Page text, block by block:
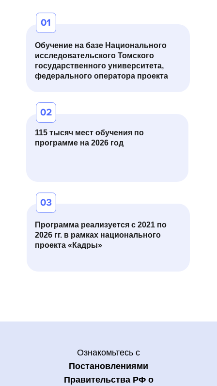
Обучение на базе Национального
исследовательского Томского
государственного университета,
федерального оператора проекта
115 тысяч мест обучения по
программе на 2026 год
Программа реализуется с 2021 по
2026 гг. в рамках национального
проекта «Кадры»
Ознакомьтесь с
Постановлениями
Правительства РФ о